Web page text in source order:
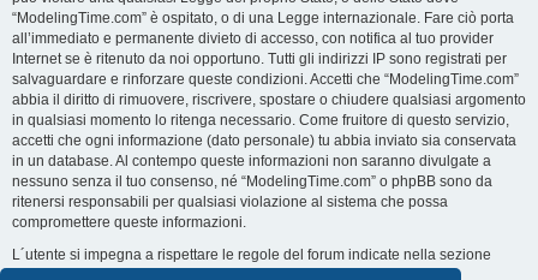
“ModelingTime.com” è ospitato, o di una Legge internazionale. Fare ciò porta
all’immediato e permanente divieto di accesso, con notifica al tuo provider
Internet se è ritenuto da noi opportuno. Tutti gli indirizzi IP sono registrati per
salvaguardare e rinforzare queste condizioni. Accetti che “ModelingTime.com”
abbia il diritto di rimuovere, riscrivere, spostare o chiudere qualsiasi argomento
in qualsiasi momento lo ritenga necessario. Come fruitore di questo servizio,
accetti che ogni informazione (dato personale) tu abbia inviato sia conservata
in un database. Al contempo queste informazioni non saranno divulgate a
nessuno senza il tuo consenso, né “ModelingTime.com” o phpBB sono da
ritenersi responsabili per qualsiasi violazione al sistema che possa
compromettere queste informazioni.
L´utente si impegna a rispettare le regole del forum indicate nella sezione